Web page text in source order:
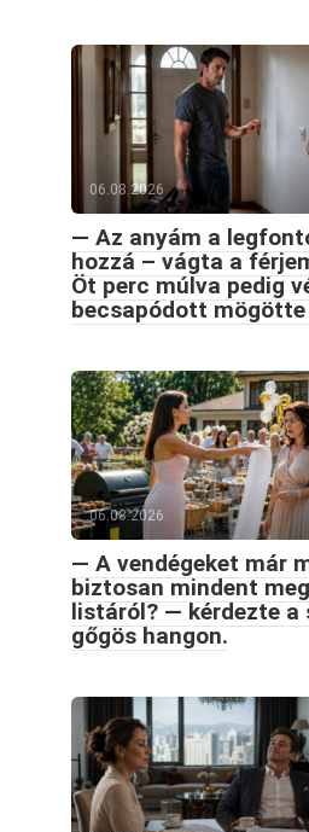
06.08.2026
— Az anyám a
hozzá – vágta a
Öt perc múlva pedig
becsapódott
06.08.2026
— A vendégeket már
biztosan mindent
listáról? — kérdezte a
gőgös hangon.